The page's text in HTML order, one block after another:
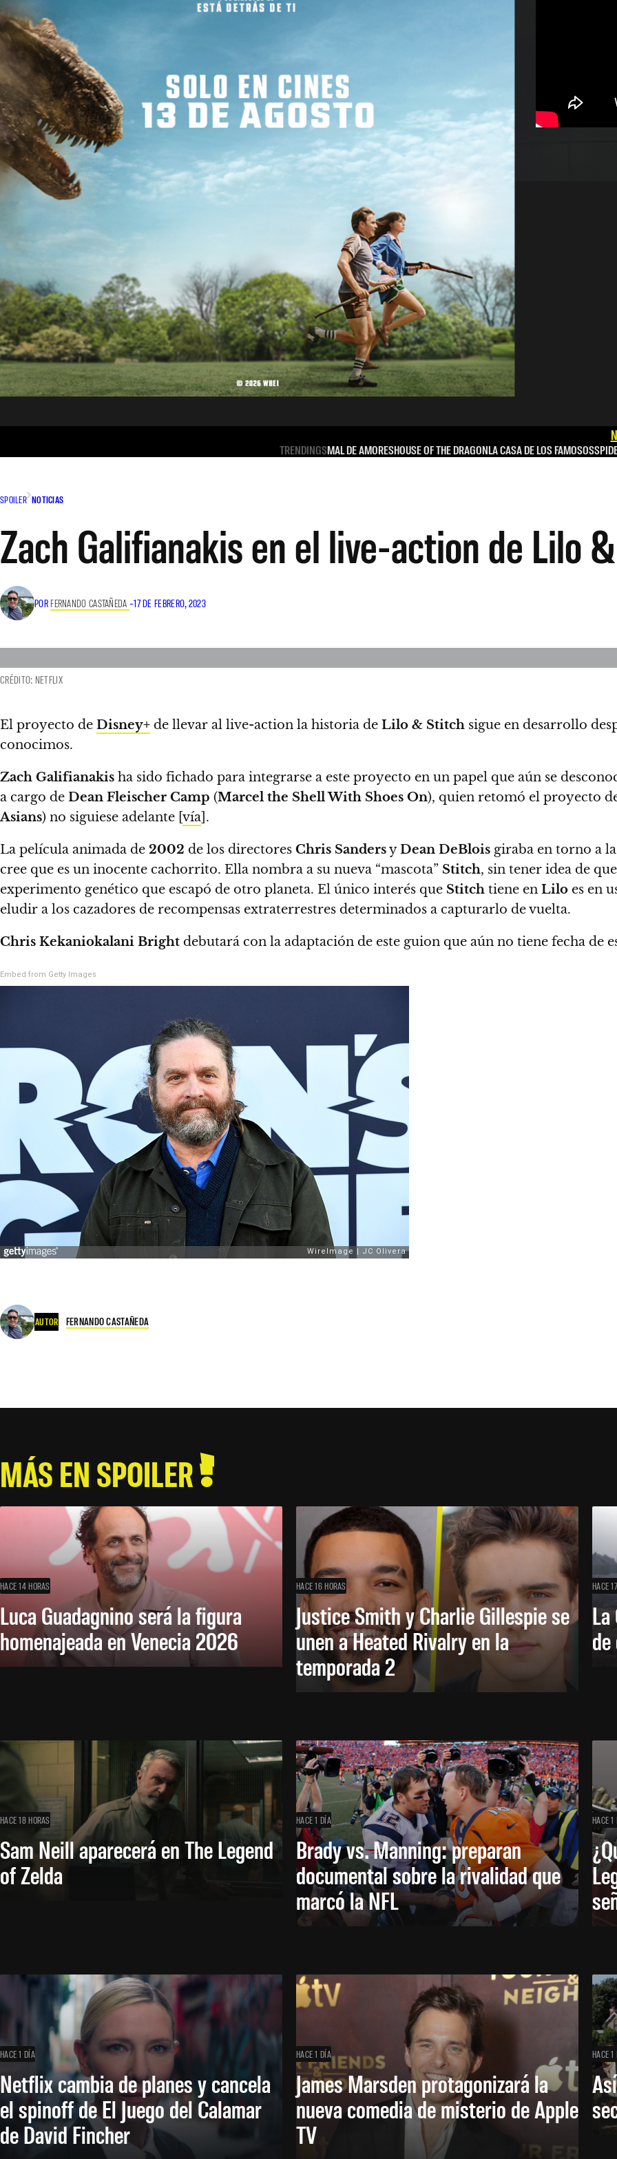
TRENDINGSMAL DE AMORESHOUSE OF THE DRAGONLA CASA DE LOS FAMOSOS
SPOILER NOTICIAS
Zach Galifianakis en el live-action de Lilo
POR FERNANDO CASTAÑEDA –17 DE FEBRERO, 2023
CRÉDITO: NETFLIX
El proyecto de Disney+ de llevar al live-action la historia de Lilo & Stitch sigue en desarrollo
conocimos.
Zach Galifianakis ha sido fichado para integrarse a este proyecto en un papel que aún se
a cargo de Dean Fleischer Camp (Marcel the Shell With Shoes On), quien retomó el proyecto
Asians) no siguiese adelante [ vía ].
La película animada de 2002 de los directores Chris SandersyDean DeBlois giraba en torno a
cree que es un inocente cachorrito. Ella nombra a su nueva “mascota” Stitch, sin tener idea de
experimento genético que escapó de otro planeta. El único interés que Stitch tiene en Lilo es en
eludir a los cazadores de recompensas extraterrestres determinados a capturarlo de vuelta.
Chris Kekaniokalani Bright debutará con la adaptación de este guion que aún no tiene fecha de
Embed from Getty Images
AUTOR FERNANDO CASTAÑEDA
MÁS EN SPOILER
HACE 14 HORAS
Luca Guadagnino será la figura
homenajeada en Venecia 2026
HACE 16 HORAS
Justice Smith y Charlie Gillespie se
unen a Heated Rivalry en la
temporada 2
HACE
HACE 18 HORAS
Sam Neill aparecerá en The Legend
of Zelda
HACE 1 DÍA
Brady vs. Manning: preparan
documental sobre la rivalidad que
marcó la NFL
HACE 1
HACE 1 DÍA
Netflix cambia de planes y cancela
el spinoff de El Juego del Calamar
de David Fincher
HACE 1 DÍA
James Marsden protagonizará la
nueva comedia de misterio de Apple
TV
HACE 1